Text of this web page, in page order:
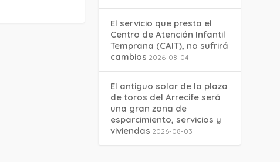
El servicio que presta el
Centro de Atención Infantil
Temprana (CAIT), no sufrirá
cambios 2026-08-04
El antiguo solar de la plaza
de toros del Arrecife será
una gran zona de
esparcimiento, servicios y
viviendas 2026-08-03